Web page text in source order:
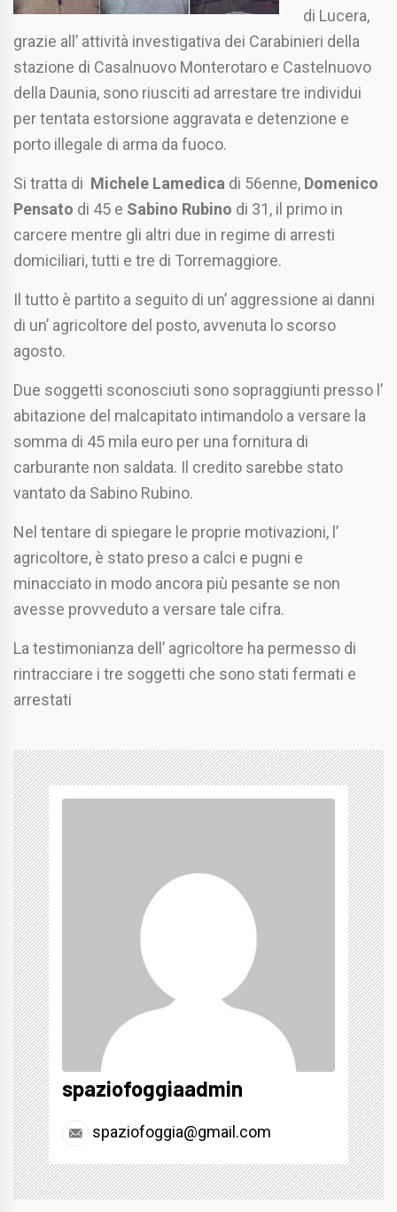
di Lucera,
grazie all’ attività investigativa dei Carabinieri della
stazione di Casalnuovo Monterotaro e Castelnuovo
della Daunia, sono riusciti ad arrestare tre individui
per tentata estorsione aggravata e detenzione e
porto illegale di arma da fuoco.
Si tratta di Michele Lamedica di 56enne, Domenico
Pensato di 45 e Sabino Rubino di 31, il primo in
carcere mentre gli altri due in regime di arresti
domiciliari, tutti e tre di Torremaggiore.
Il tutto è partito a seguito di un’ aggressione ai danni
di un’ agricoltore del posto, avvenuta lo scorso
agosto.
Due soggetti sconosciuti sono sopraggiunti presso l’
abitazione del malcapitato intimandolo a versare la
somma di 45 mila euro per una fornitura di
carburante non saldata. Il credito sarebbe stato
vantato da Sabino Rubino.
Nel tentare di spiegare le proprie motivazioni, l’
agricoltore, è stato preso a calci e pugni e
minacciato in modo ancora più pesante se non
avesse provveduto a versare tale cifra.
La testimonianza dell’ agricoltore ha permesso di
rintracciare i tre soggetti che sono stati fermati e
arrestati
spaziofoggiaadmin
spaziofoggia@gmail.com